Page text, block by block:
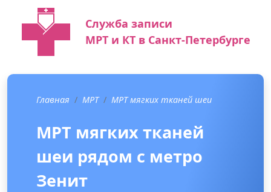
Служба записи
МРТ и КТ в Санкт-Петербурге
Главная МРТ МРТ мягких тканей шеи
МРТ мягких тканей
шеи рядом с метро
Зенит